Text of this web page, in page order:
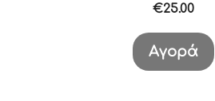
€25.00
Αγορά